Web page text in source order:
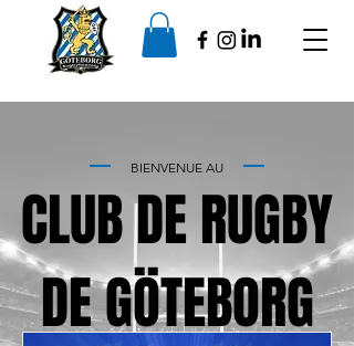
BIENVENUE AU
CLUB DE RUGBY
DE GÖTEBORG